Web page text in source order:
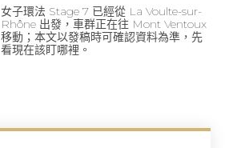
女子環法 Stage 7 已經從 La Voulte-sur-
Rhône 出發，車群正在往 Mont Ventoux
移動；本文以發稿時可確認資料為準，先
看現在該盯哪裡。